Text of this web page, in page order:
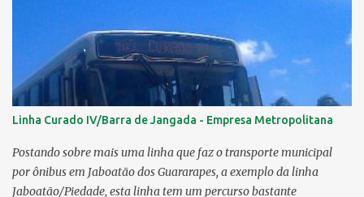
Ônibus , a Volare, que não faz parte da associação, fabricou neste
ano, 327 modelos urbanos. O que aconteceu com a Comil ? A Comil
vem de um processo de recuperação judicial e fechamento de filial,
o que em 2025 fez com que a encarroçadora só produzisse 16
unidades de ônibus urbanos, a empresa têm mantido o foco em
rodoviários, ficando em segundo lugar na produção, perdendo
apenas para a Marcopolo. O último modelo urbano lançado pela
Comil foi o Svelto BRS 2019. Em solo pernambucano uma das
últimas aquis...
Linha Curado IV/Barra de Jangada - Empresa Metropolitana
Postando sobre mais uma linha que faz o transporte municipal
por ônibus em Jaboatão dos Guararapes, a exemplo da linha
Jaboatão/Piedade, esta linha tem um percurso bastante